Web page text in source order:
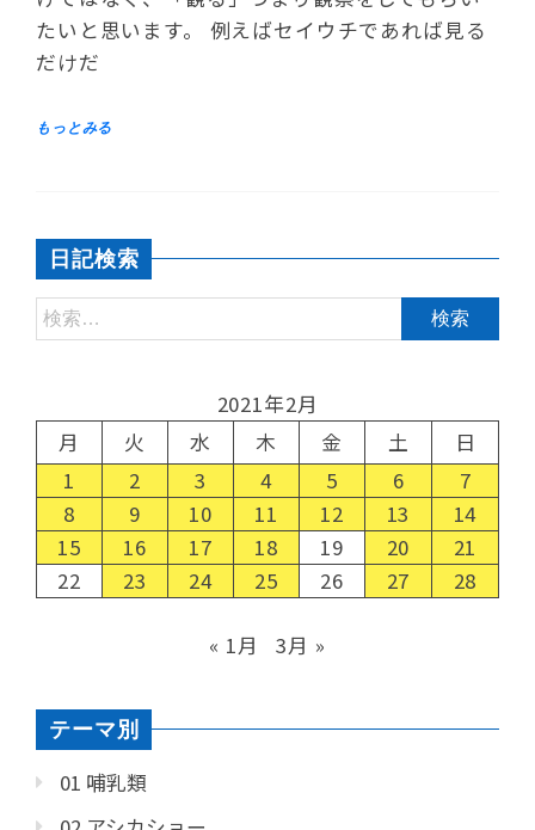
たいと思います。 例えばセイウチであれば見る
だけだ
日記検索
2021年2月
月
火 水 木 金 土
日
1
2 3 4 5 6
7
8
9 10 11 12 13
14
15
16 17 18 19 20
21
22
23 24 25 26 27 28
« 1月 3月 »
テーマ別
01 哺乳類